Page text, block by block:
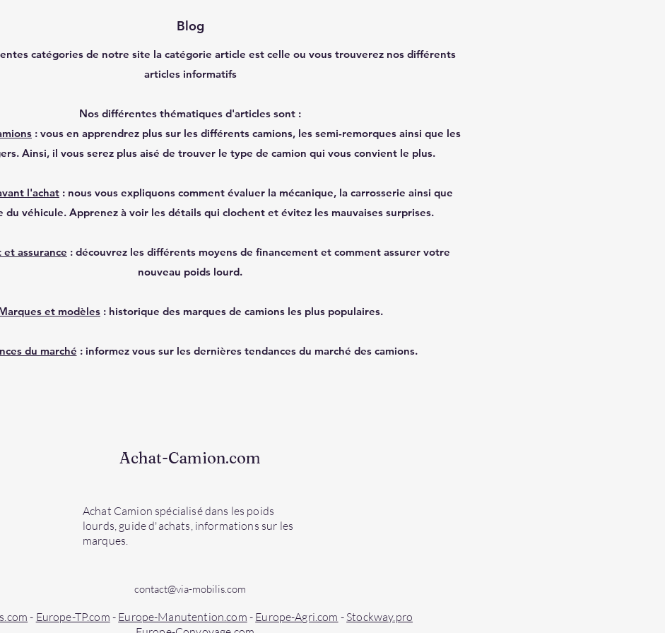
Blog
catégories de notre site la catégorie article est celle ou vous trouverez nos différents
articles informatifs
Nos différentes thématiques d'articles sont :
: vous en apprendrez plus sur les différents camions, les semi-remorques ainsi que les
Ainsi, il vous serez plus aisé de trouver le type de camion qui vous convient le plus.
l'achat : nous vous expliquons comment évaluer la mécanique, la carrosserie ainsi que
du véhicule. Apprenez à voir les détails qui clochent et évitez les mauvaises surprises.
et assurance : découvrez les différents moyens de financement et comment assurer votre
nouveau poids lourd.
et modèles : historique des marques de camions les plus populaires.
du marché : informez vous sur les dernières tendances du marché des camions.
Achat-Camion.com
Achat Camion spécialisé dans les poids
lourds, guide d'achats, informations sur les
marques.
contact@via-mobilis.com
- Europe-TP.com - Europe-Manutention.com - Europe-Agri.com - Stockway.pro